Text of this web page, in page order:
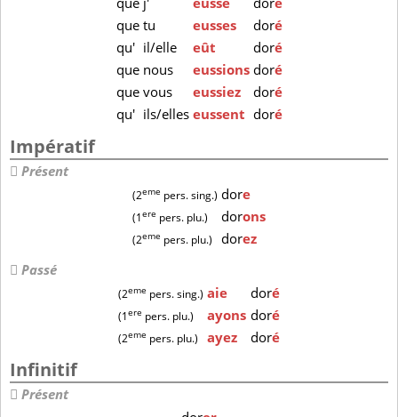
que tu eusses doré
qu' il/elle eût doré
que nous eussions doré
que vous eussiez doré
qu' ils/elles eussent doré
Impératif
Présent
(2eme pers. sing.) dore
(1ere pers. plu.) dorons
(2eme pers. plu.) dorez
Passé
(2eme pers. sing.) aie doré
(1ere pers. plu.) ayons doré
(2eme pers. plu.) ayez doré
Infinitif
Présent